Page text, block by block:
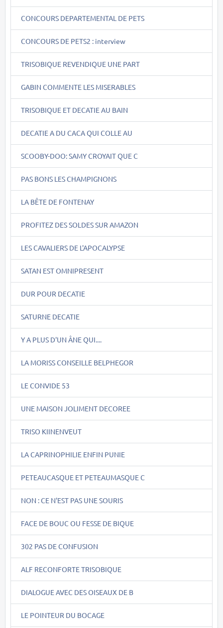
CONCOURS DEPARTEMENTAL DE PETS
CONCOURS DE PETS2 : interview
TRISOBIQUE REVENDIQUE UNE PART
GABIN COMMENTE LES MISERABLES
TRISOBIQUE ET DECATIE AU BAIN
DECATIE A DU CACA QUI COLLE AU
SCOOBY-DOO: SAMY CROYAIT QUE C
PAS BONS LES CHAMPIGNONS
LA BÊTE DE FONTENAY
PROFITEZ DES SOLDES SUR AMAZON
LES CAVALIERS DE L'APOCALYPSE
SATAN EST OMNIPRESENT
DUR POUR DECATIE
SATURNE DECATIE
Y A PLUS D'UN ÂNE QUI....
LA MORISS CONSEILLE BELPHEGOR
LE CONVIDE 53
UNE MAISON JOLIMENT DECOREE
TRISO KIINENVEUT
LA CAPRINOPHILIE ENFIN PUNIE
PETEAUCASQUE ET PETEAUMASQUE C
NON : CE N'EST PAS UNE SOURIS
FACE DE BOUC OU FESSE DE BIQUE
302 PAS DE CONFUSION
ALF RECONFORTE TRISOBIQUE
DIALOGUE AVEC DES OISEAUX DE B
LE POINTEUR DU BOCAGE